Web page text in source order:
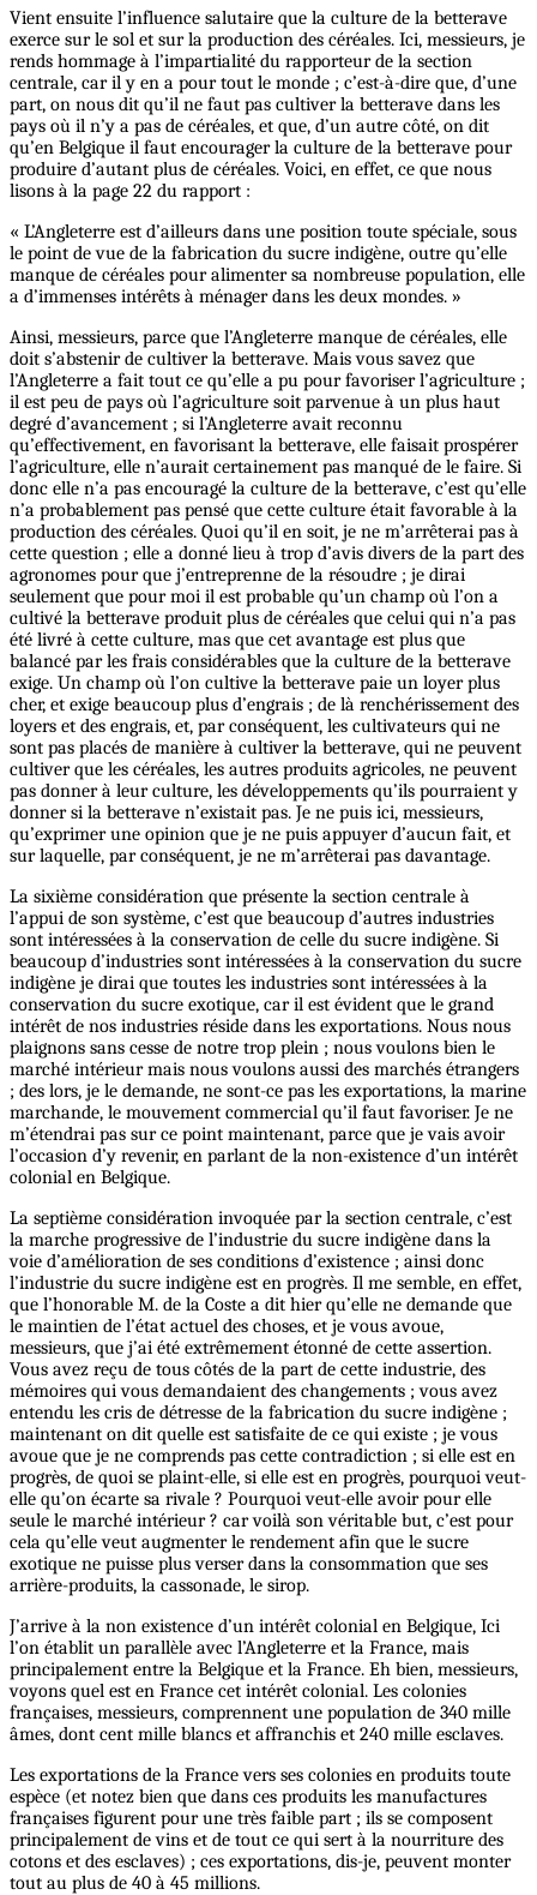
Vient ensuite l’influence salutaire que la culture de la betterave
exerce sur le sol et sur la production des céréales. Ici, messieurs, je
rends hommage à l’impartialité du rapporteur de la section
centrale, car il y en a pour tout le monde ; c’est-à-dire que, d’une
part, on nous dit qu’il ne faut pas cultiver la betterave dans les
pays où il n’y a pas de céréales, et que, d’un autre côté, on dit
qu’en Belgique il faut encourager la culture de la betterave pour
produire d’autant plus de céréales. Voici, en effet, ce que nous
lisons à la page 22 du rapport :
« L’Angleterre est d’ailleurs dans une position toute spéciale, sous
le point de vue de la fabrication du sucre indigène, outre qu’elle
manque de céréales pour alimenter sa nombreuse population, elle
a d’immenses intérêts à ménager dans les deux mondes. »
Ainsi, messieurs, parce que l’Angleterre manque de céréales, elle
doit s’abstenir de cultiver la betterave. Mais vous savez que
l’Angleterre a fait tout ce qu’elle a pu pour favoriser l’agriculture ;
il est peu de pays où l’agriculture soit parvenue à un plus haut
degré d’avancement ; si l’Angleterre avait reconnu
qu’effectivement, en favorisant la betterave, elle faisait prospérer
l’agriculture, elle n’aurait certainement pas manqué de le faire. Si
donc elle n’a pas encouragé la culture de la betterave, c’est qu’elle
n’a probablement pas pensé que cette culture était favorable à la
production des céréales. Quoi qu’il en soit, je ne m’arrêterai pas à
cette question ; elle a donné lieu à trop d’avis divers de la part des
agronomes pour que j’entreprenne de la résoudre ; je dirai
seulement que pour moi il est probable qu’un champ où l’on a
cultivé la betterave produit plus de céréales que celui qui n’a pas
été livré à cette culture, mas que cet avantage est plus que
balancé par les frais considérables que la culture de la betterave
exige. Un champ où l’on cultive la betterave paie un loyer plus
cher, et exige beaucoup plus d’engrais ; de là renchérissement des
loyers et des engrais, et, par conséquent, les cultivateurs qui ne
sont pas placés de manière à cultiver la betterave, qui ne peuvent
cultiver que les céréales, les autres produits agricoles, ne peuvent
pas donner à leur culture, les développements qu’ils pourraient y
donner si la betterave n’existait pas. Je ne puis ici, messieurs,
qu’exprimer une opinion que je ne puis appuyer d’aucun fait, et
sur laquelle, par conséquent, je ne m’arrêterai pas davantage.
La sixième considération que présente la section centrale à
l’appui de son système, c’est que beaucoup d’autres industries
sont intéressées à la conservation de celle du sucre indigène. Si
beaucoup d’industries sont intéressées à la conservation du sucre
indigène je dirai que toutes les industries sont intéressées à la
conservation du sucre exotique, car il est évident que le grand
intérêt de nos industries réside dans les exportations. Nous nous
plaignons sans cesse de notre trop plein ; nous voulons bien le
marché intérieur mais nous voulons aussi des marchés étrangers
; des lors, je le demande, ne sont-ce pas les exportations, la marine
marchande, le mouvement commercial qu’il faut favoriser. Je ne
m’étendrai pas sur ce point maintenant, parce que je vais avoir
l’occasion d’y revenir, en parlant de la non-existence d’un intérêt
colonial en Belgique.
La septième considération invoquée par la section centrale, c’est
la marche progressive de l’industrie du sucre indigène dans la
voie d’amélioration de ses conditions d’existence ; ainsi donc
l’industrie du sucre indigène est en progrès. Il me semble, en effet,
que l’honorable M. de la Coste a dit hier qu’elle ne demande que
le maintien de l’état actuel des choses, et je vous avoue,
messieurs, que j’ai été extrêmement étonné de cette assertion.
Vous avez reçu de tous côtés de la part de cette industrie, des
mémoires qui vous demandaient des changements ; vous avez
entendu les cris de détresse de la fabrication du sucre indigène ;
maintenant on dit quelle est satisfaite de ce qui existe ; je vous
avoue que je ne comprends pas cette contradiction ; si elle est en
progrès, de quoi se plaint-elle, si elle est en progrès, pourquoi veut-
elle qu’on écarte sa rivale ? Pourquoi veut-elle avoir pour elle
seule le marché intérieur ? car voilà son véritable but, c’est pour
cela qu’elle veut augmenter le rendement afin que le sucre
exotique ne puisse plus verser dans la consommation que ses
arrière-produits, la cassonade, le sirop.
J’arrive à la non existence d’un intérêt colonial en Belgique, Ici
l’on établit un parallèle avec l’Angleterre et la France, mais
principalement entre la Belgique et la France. Eh bien, messieurs,
voyons quel est en France cet intérêt colonial. Les colonies
françaises, messieurs, comprennent une population de 340 mille
âmes, dont cent mille blancs et affranchis et 240 mille esclaves.
Les exportations de la France vers ses colonies en produits toute
espèce (et notez bien que dans ces produits les manufactures
françaises figurent pour une très faible part ; ils se composent
principalement de vins et de tout ce qui sert à la nourriture des
cotons et des esclaves) ; ces exportations, dis-je, peuvent monter
tout au plus de 40 à 45 millions.